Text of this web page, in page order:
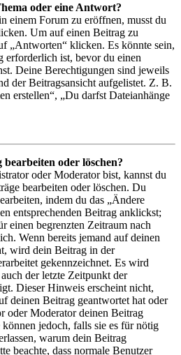
oder eine Antwort?
einem Forum zu eröffnen, musst du
Um auf einen Beitrag zu
„Antworten“ klicken. Es könnte sein,
erforderlich ist, bevor du einen
Deine Berechtigungen sind jeweils
der Beitragsansicht aufgelistet. Z. B.
erstellen“, „Du darfst Dateianhänge
oder löschen?
oder Moderator bist, kannst du
bearbeiten oder löschen. Du
indem du das „Ändere
entsprechenden Beitrag anklickst;
einen begrenzten Zeitraum nach
Wenn bereits jemand auf deinen
wird dein Beitrag in der
gekennzeichnet. Es wird
der letzte Zeitpunkt der
Dieser Hinweis erscheint nicht,
deinen Beitrag geantwortet hat oder
oder Moderator deinen Beitrag
jedoch, falls sie es für nötig
warum dein Beitrag
beachte, dass normale Benutzer